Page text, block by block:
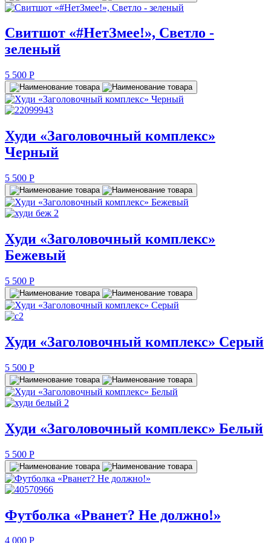
Свитшот «#НетЗмее!», Светло -
зеленый
5 500 P
Худи «Заголовочный комплекс»
Черный
5 500 P
Худи «Заголовочный комплекс»
Бежевый
5 500 P
Худи «Заголовочный комплекс» Серый
5 500 P
Худи «Заголовочный комплекс» Белый
5 500 P
Футболка «Рванет? Не должно!»
4 000 P